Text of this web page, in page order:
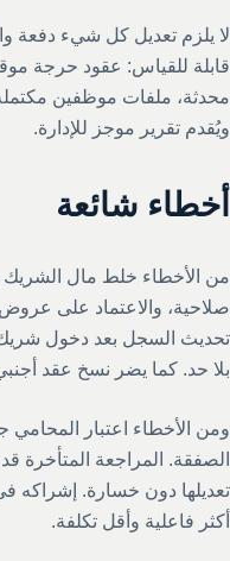
لا يلزم تعديل كل شيء دفعة
قابلة للقياس: عقود حرجة
محدثة، ملفات موظفين
ويُقدم تقرير موجز للإدارة.
أخطاء شائعة
من الأخطاء خلط مال الشريك
صلاحية، والاعتماد على
تحديث السجل بعد دخول
بلا حد. كما يضر نسخ عقد
ومن الأخطاء اعتبار المحامي
الصفقة. المراجعة
تعديلها دون خسارة. إشراكه
أكثر فاعلية وأقل تكلفة.